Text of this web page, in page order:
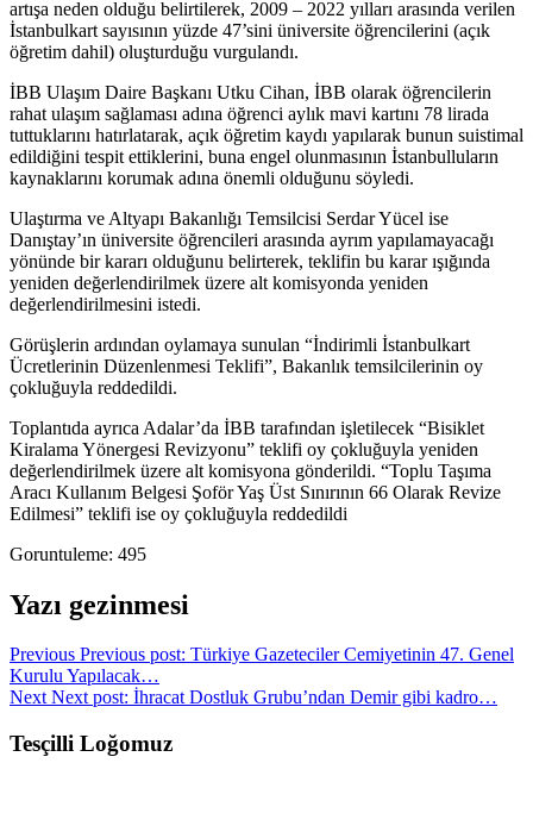
artışa neden olduğu belirtilerek, 2009 – 2022 yılları arasında verilen
İstanbulkart sayısının yüzde 47’sini üniversite öğrencilerini (açık
öğretim dahil) oluşturduğu vurgulandı.
İBB Ulaşım Daire Başkanı Utku Cihan, İBB olarak öğrencilerin
rahat ulaşım sağlaması adına öğrenci aylık mavi kartını 78 lirada
tuttuklarını hatırlatarak, açık öğretim kaydı yapılarak bunun suistimal
edildiğini tespit ettiklerini, buna engel olunmasının İstanbulluların
kaynaklarını korumak adına önemli olduğunu söyledi.
Ulaştırma ve Altyapı Bakanlığı Temsilcisi Serdar Yücel ise
Danıştay’ın üniversite öğrencileri arasında ayrım yapılamayacağı
yönünde bir kararı olduğunu belirterek, teklifin bu karar ışığında
yeniden değerlendirilmek üzere alt komisyonda yeniden
değerlendirilmesini istedi.
Görüşlerin ardından oylamaya sunulan “İndirimli İstanbulkart
Ücretlerinin Düzenlenmesi Teklifi”, Bakanlık temsilcilerinin oy
çokluğuyla reddedildi.
Toplantıda ayrıca Adalar’da İBB tarafından işletilecek “Bisiklet
Kiralama Yönergesi Revizyonu” teklifi oy çokluğuyla yeniden
değerlendirilmek üzere alt komisyona gönderildi. “Toplu Taşıma
Aracı Kullanım Belgesi Şoför Yaş Üst Sınırının 66 Olarak Revize
Edilmesi” teklifi ise oy çokluğuyla reddedildi
Goruntuleme: 495
Yazı gezinmesi
Previous Previous post: Türkiye Gazeteciler Cemiyetinin 47. Genel
Kurulu Yapılacak…
Next Next post: İhracat Dostluk Grubu’ndan Demir gibi kadro…
Tesçilli Loğomuz